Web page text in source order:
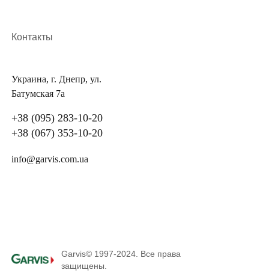
Контакты
Украина, г. Днепр, ул.
Батумская 7а
+38 (095) 283-10-20
+38 (067) 353-10-20
info@garvis.com.ua
Garvis© 1997-2024. Все права
защищены.